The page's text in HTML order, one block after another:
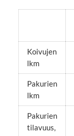
Koivujen
lkm
Pakurien
lkm
Pakurien
tilavuus,